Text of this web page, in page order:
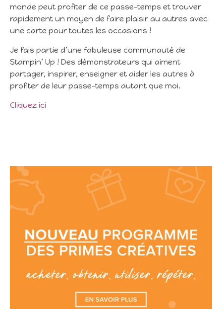
monde peut profiter de ce passe-temps et trouver
rapidement un moyen de faire plaisir au autres avec
une carte pour toutes les occasions !
Je fais partie d’une fabuleuse communauté de
Stampin’ Up ! Des démonstrateurs qui aiment
partager, inspirer, enseigner et aider les autres à
profiter de leur passe-temps autant que moi.
Cliquez ici